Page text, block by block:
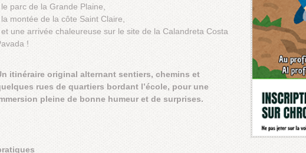
le parc de la Grande Plaine,
la montée de la côte Saint Claire,
et une arrivée chaleureuse sur le site de la Calandreta Costa
!
itinéraire original alternant sentiers, chemins et
rues de quartiers bordant l’école, pour une
pleine de bonne humeur et de surprises.